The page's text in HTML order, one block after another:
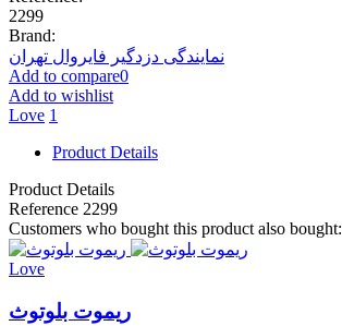
2299
Brand:
نمایندگی دزدگیر فایروال تهران
Add to compare0
Add to wishlist
Love 1
Product Details
Product Details
Reference 2299
Customers who bought this product also bought:
Love
ریموت بلوتوث